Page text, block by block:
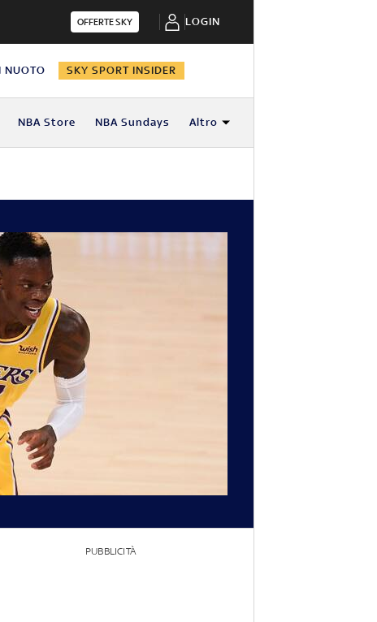
OFFERTE SKY LOGIN
NUOTO SKY SPORT INSIDER
NBA Store NBA Sundays Altro
PUBBLICITÀ